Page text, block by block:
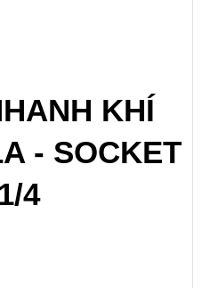
KHÍ
- SOCKET
4